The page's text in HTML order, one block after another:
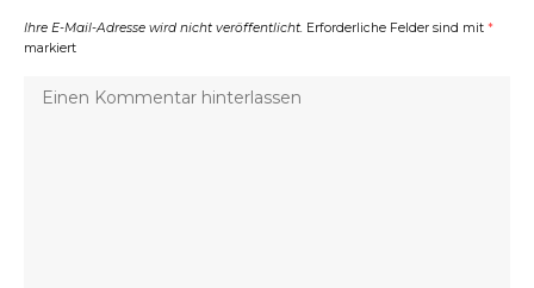
Ihre E-Mail-Adresse wird nicht veröffentlicht. Erforderliche Felder sind mit *
markiert